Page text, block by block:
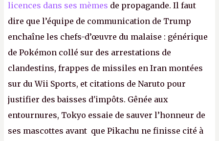
licences dans ses mèmes de propagande. Il faut
dire que l’équipe de communication de Trump
enchaîne les chefs-d’œuvre du malaise : générique
de Pokémon collé sur des arrestations de
clandestins, frappes de missiles en Iran montées
sur du Wii Sports, et citations de Naruto pour
justifier des baisses d'impôts. Gênée aux
entournures, Tokyo essaie de sauver l’honneur de
ses mascottes avant que Pikachu ne finisse cité à